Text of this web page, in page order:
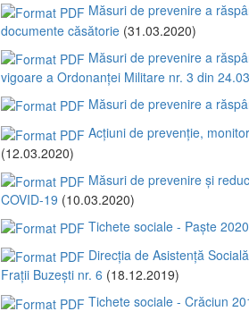
Măsuri de prevenire a
documente căsătorie (31.03.2020)
Măsuri de prevenire a
vigoare a Ordonanței Militare nr. 3 din
Măsuri de prevenire a
Acțiuni de prevenție,
(12.03.2020)
Măsuri de prevenire și
COVID-19 (10.03.2020)
Tichete sociale - Paște 2020
Direcția de Asistență
Frații Buzești nr. 6 (18.12.2019)
Tichete sociale - Crăciun